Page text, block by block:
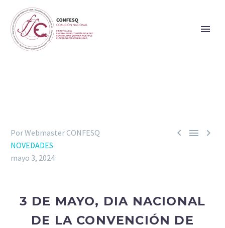
  
Por Webmaster CONFESQ
NOVEDADES
mayo 3, 2024
3 DE MAYO, DIA NACIONAL
DE LA CONVENCIÓN DE